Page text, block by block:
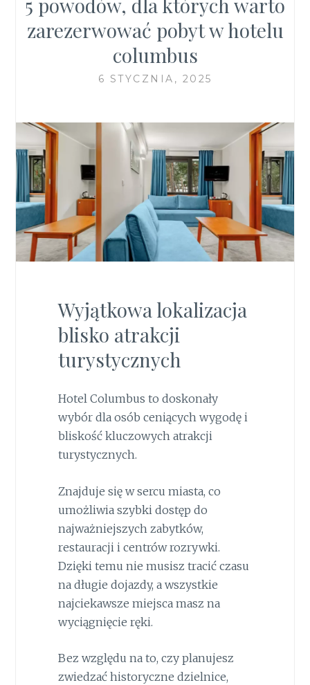
5 powodów, dla których warto
zarezerwować pobyt w hotelu
columbus
6 STYCZNIA, 2025
Wyjątkowa lokalizacja
blisko atrakcji
turystycznych
Hotel Columbus to doskonały
wybór dla osób ceniących wygodę i
bliskość kluczowych atrakcji
turystycznych.
Znajduje się w sercu miasta, co
umożliwia szybki dostęp do
najważniejszych zabytków,
restauracji i centrów rozrywki.
Dzięki temu nie musisz tracić czasu
na długie dojazdy, a wszystkie
najciekawsze miejsca masz na
wyciągnięcie ręki.
Bez względu na to, czy planujesz
zwiedzać historyczne dzielnice,